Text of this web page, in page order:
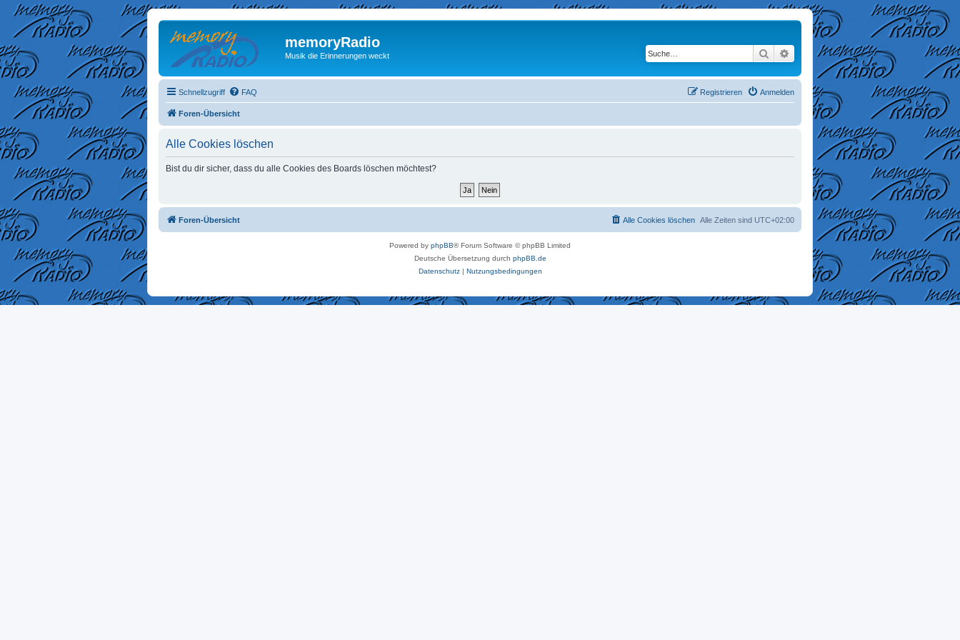
memoryRadio
Musik die Erinnerungen weckt Suche Erweiterte Suche
Schnellzugriff FAQ Anmelden
Registrieren
Foren-Übersicht
Alle Cookies löschen
Bist du dir sicher, dass du alle Cookies des Boards löschen möchtest?
Foren-Übersicht Alle Zeiten sind UTC+02:00
Alle Cookies löschen
Powered by phpBB® Forum Software © phpBB Limited
Deutsche Übersetzung durch phpBB.de
Datenschutz| Nutzungsbedingungen